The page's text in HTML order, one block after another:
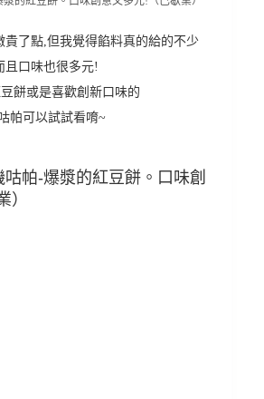
貴了點,但我覺得餡料真的給的不少
且口味也很多元!
餅或是喜歡創新口味的
帕可以試試看唷~